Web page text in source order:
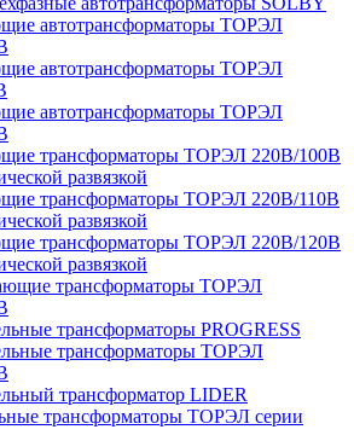
автотрансформаторы ТОРЭЛ
автотрансформаторы ТОРЭЛ
автотрансформаторы ТОРЭЛ
трансформаторы ТОРЭЛ 220В/100В
развязкой
трансформаторы ТОРЭЛ 220В/110В
развязкой
трансформаторы ТОРЭЛ 220В/120В
развязкой
трансформаторы ТОРЭЛ
трансформаторы PROGRESS
трансформаторы ТОРЭЛ
трансформатор LIDER
трансформаторы ТОРЭЛ серии